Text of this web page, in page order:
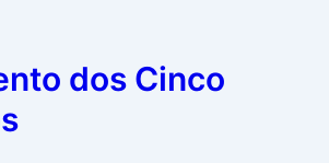
dos Cinco